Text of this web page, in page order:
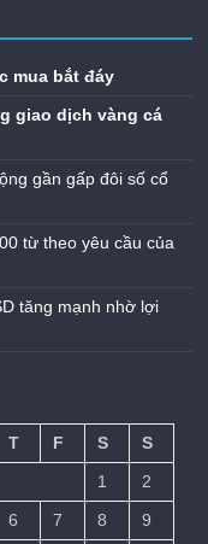
mua bắt đáy
giao dịch vàng cá
gần gấp đôi số cổ
từ theo yêu cầu của
tăng mạnh nhờ lợi
T F S
S
1
2
6 7 8
9